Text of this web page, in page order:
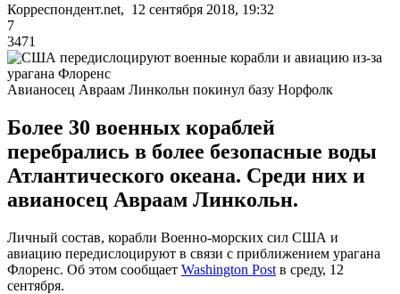
Корреспондент.net, 12 сентября 2018, 19:32
7
3471
Авианосец Авраам Линкольн покинул базу Норфолк
Более 30 военных кораблей
перебрались в более безопасные воды
Атлантического океана. Среди них и
авианосец Авраам Линкольн.
Личный состав, корабли Военно-морских сил США и
авиацию передислоцируют в связи с приближением урагана
Флоренс. Об этом сообщает Washington Post в среду, 12
сентября.